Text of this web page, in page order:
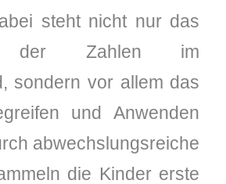
steht nicht nur das
der Zahlen im
sondern vor allem das
und Anwenden
abwechslungsreiche
die Kinder erste